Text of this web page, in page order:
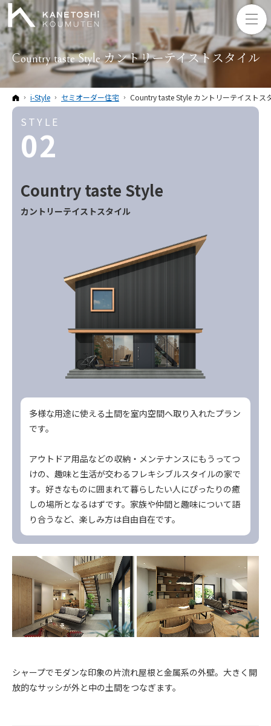
Country taste Style カントリーテイストスタイル
ホーム
i-Style セミオーダー住宅 Country taste Style カントリーテイストス
STYLE
02
Country taste Style
カントリーテイストスタイル
多様な用途に使える土間を室内空間へ取り入れたプラン
です。
アウトドア用品などの収納・メンテナンスにもうってつ
けの、趣味と生活が交わるフレキシブルスタイルの家で
す。好きなものに囲まれて暮らしたい人にぴったりの癒
しの場所となるはずです。家族や仲間と趣味について語
り合うなど、楽しみ方は自由自在です。
シャープでモダンな印象の片流れ屋根と金属系の外壁。大きく開
放的なサッシが外と中の土間をつなぎます。